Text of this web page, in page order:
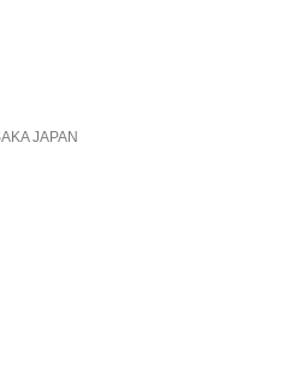
JAPAN